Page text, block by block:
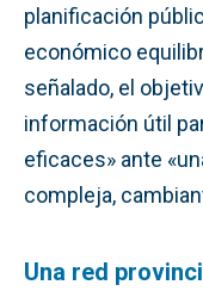
planificación
económico
señalado, el
información útil
eficaces» ante
compleja,
Una red